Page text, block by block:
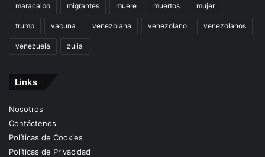
maracaibo migrantes muere muertos mujer
trump vacuna venezolana venezolano venezolanos
venezuela zulia
Links
Nosotros
Contáctenos
Políticas de Cookies
Políticas de Privacidad